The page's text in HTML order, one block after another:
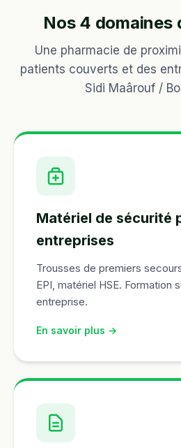
Nos 4
Une pharmacie de
patients couverts et des
Sidi Maârouf /
Matériel de sécurité
entreprises
Trousses de premiers
EPI, matériel HSE. Formation
entreprise.
En savoir plus →